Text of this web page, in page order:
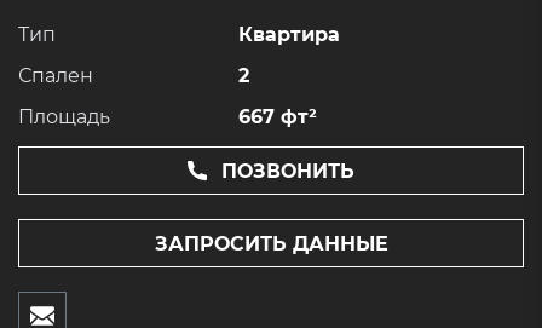
Тип
Квартира
Спален
2
Площадь
667 фт²
ПОЗВОНИТЬ
ЗАПРОСИТЬ ДАННЫЕ